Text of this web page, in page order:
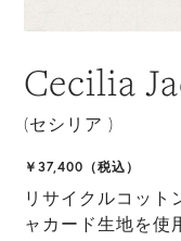
Cecilia
(セシリア )
￥37,400（税込）
リサイクルコット
ャカード生地を使